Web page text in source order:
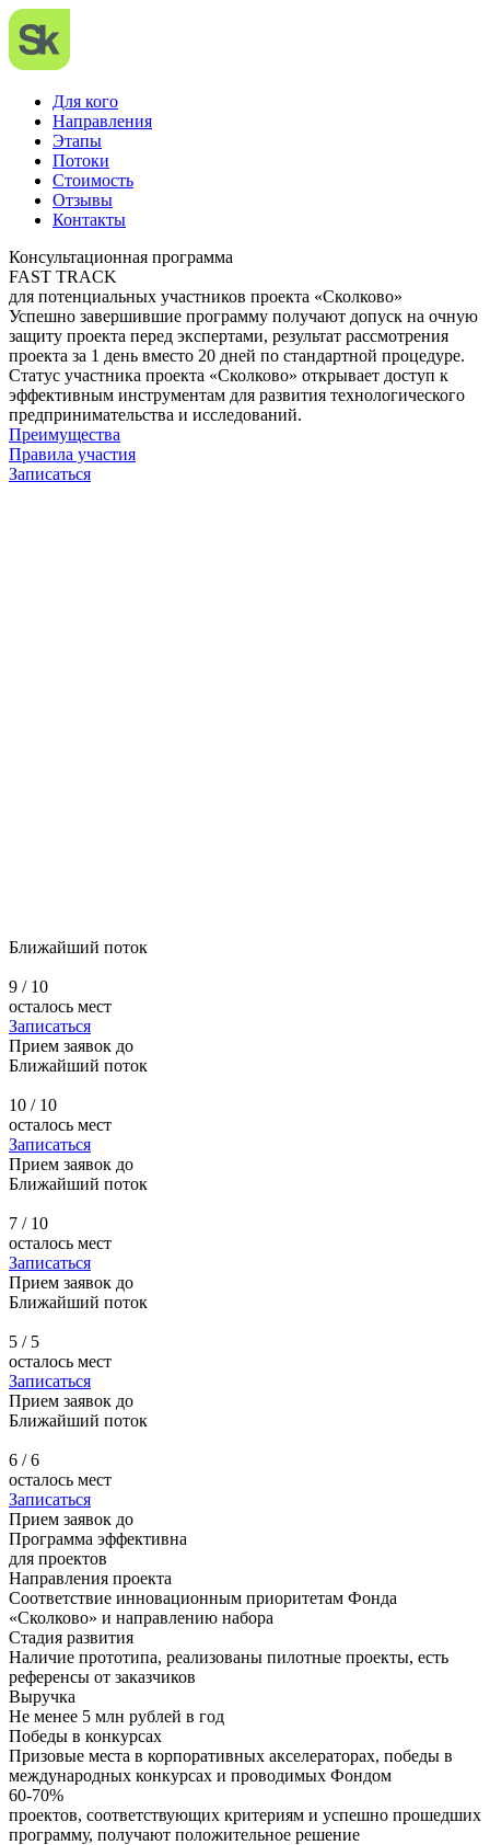
Для кого
Направления
Этапы
Потоки
Стоимость
Отзывы
Контакты
Консультационная программа
FAST TRACK
для потенциальных участников проекта «Сколково»
Успешно завершившие программу получают допуск на очную
защиту проекта перед экспертами, результат рассмотрения
проекта за 1 день вместо 20 дней по стандартной процедуре.
Статус участника проекта «Сколково» открывает доступ к
эффективным инструментам для развития технологического
предпринимательства и исследований.
Преимущества
Правила участия
Записаться
Ближайший поток
9 / 10
осталось мест
Записаться
Прием заявок до
Ближайший поток
10 / 10
осталось мест
Записаться
Прием заявок до
Ближайший поток
7 / 10
осталось мест
Записаться
Прием заявок до
Ближайший поток
5 / 5
осталось мест
Записаться
Прием заявок до
Ближайший поток
6 / 6
осталось мест
Записаться
Прием заявок до
Программа эффективна
для проектов
Направления проекта
Соответствие инновационным приоритетам Фонда
«Сколково» и направлению набора
Стадия развития
Наличие прототипа, реализованы пилотные проекты, есть
референсы от заказчиков
Выручка
Не менее 5 млн рублей в год
Победы в конкурсах
Призовые места в корпоративных акселераторах, победы в
международных конкурсах и проводимых Фондом
60-70%
проектов, соответствующих критериям и успешно прошедших
программу, получают положительное решение